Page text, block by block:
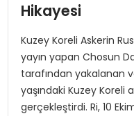
TANYER YAPI ZEMIN
BÜYÜTTÜ
TOROSLAR’DA
Hikayesi
Kuzey Koreli Askerin
yayın yapan Chosun
tarafından yakalanan
yaşındaki Kuzey Koreli
gerçekleştirdi. Ri, 10